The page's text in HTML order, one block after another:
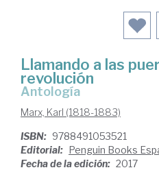
Llamando a las
revolución
antología
Marx, Karl (1818-1883)
ISBN: 9788491053521
Editorial: Penguin Books
Fecha de la edición: 2017